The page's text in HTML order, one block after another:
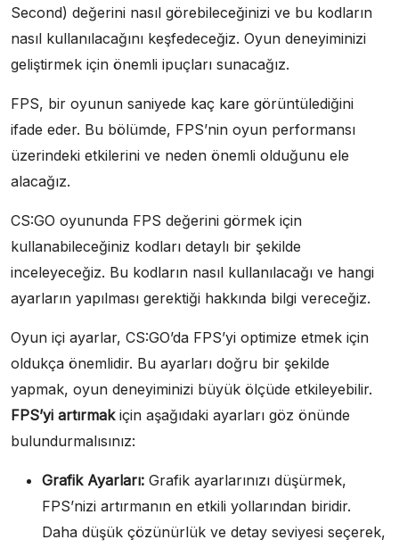
Second) değerini nasıl görebileceğinizi ve bu kodların
nasıl kullanılacağını keşfedeceğiz. Oyun deneyiminizi
geliştirmek için önemli ipuçları sunacağız.
FPS, bir oyunun saniyede kaç kare görüntülediğini
ifade eder. Bu bölümde, FPS’nin oyun performansı
üzerindeki etkilerini ve neden önemli olduğunu ele
alacağız.
CS:GO oyununda FPS değerini görmek için
kullanabileceğiniz kodları detaylı bir şekilde
inceleyeceğiz. Bu kodların nasıl kullanılacağı ve hangi
ayarların yapılması gerektiği hakkında bilgi vereceğiz.
Oyun içi ayarlar, CS:GO’da FPS’yi optimize etmek için
oldukça önemlidir. Bu ayarları doğru bir şekilde
yapmak, oyun deneyiminizi büyük ölçüde etkileyebilir.
FPS’yi artırmakiçin aşağıdaki ayarları göz önünde
bulundurmalısınız:
Grafik Ayarları: Grafik ayarlarınızı düşürmek,
FPS’nizi artırmanın en etkili yollarından biridir.
Daha düşük çözünürlük ve detay seviyesi seçerek,